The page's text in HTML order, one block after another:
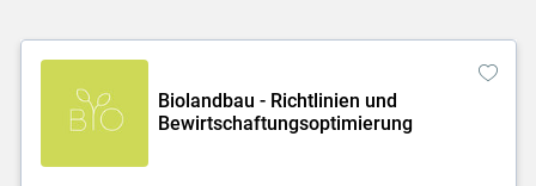
Biolandbau - Richtlinien und
Bewirtschaftungsoptimierung